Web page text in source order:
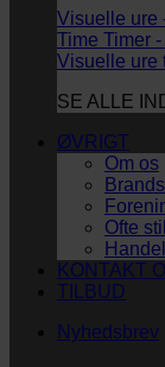
Visuelle ure
Time Timer
Visuelle ure
SE ALLE
ØVRIGT
Om os
Brands
Ofte
KONTAKT
TILBUD
Nyhedsbrev